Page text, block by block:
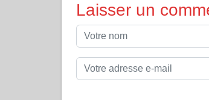
Laisser un